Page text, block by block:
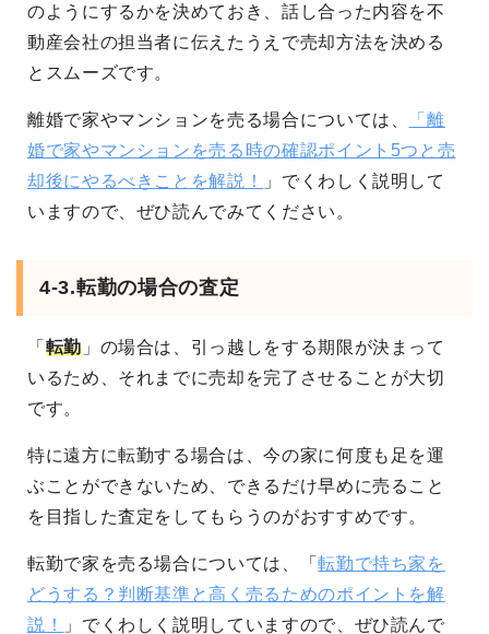
のようにするかを決めておき、話し合った内容を不
動産会社の担当者に伝えたうえで売却方法を決める
とスムーズです。
離婚で家やマンションを売る場合については、
「離
婚で家やマンションを売る時の確認ポイント5つと売
却後にやるべきことを解説！
」でくわしく説明して
いますので、ぜひ読んでみてください。
4-3.転勤の場合の査定
「 転勤」の場合は、引っ越しをする期限が決まって
いるため、それまでに売却を完了させることが大切
です。
特に遠方に転勤する場合は、今の家に何度も足を運
ぶことができないため、できるだけ早めに売ること
を目指した査定をしてもらうのがおすすめです。
転勤で家を売る場合については、「転勤で持ち家を
どうする？判断基準と高く売るためのポイントを解
説！
」でくわしく説明していますので、ぜひ読んで